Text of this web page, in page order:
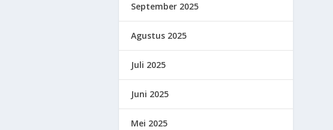
September 2025
Agustus 2025
Juli 2025
Juni 2025
Mei 2025